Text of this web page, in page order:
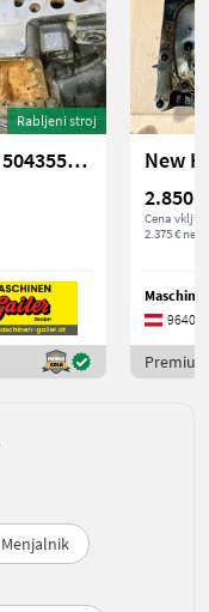
Rabljeni stroj
New Holland CNH 5802274207 // 504355927 Zylinderblock
2.850 €
Cena
2.375 € neto
9640
Menjalnik